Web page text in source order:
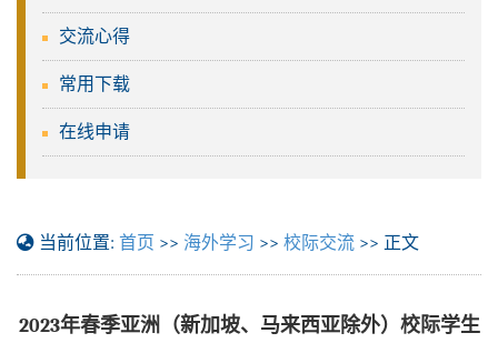
交流心得
常用下载
在线申请
当前位置: 首页 >> 海外学习 >> 校际交流 >> 正文
2023年春季亚洲（新加坡、马来西亚除外）校际学生